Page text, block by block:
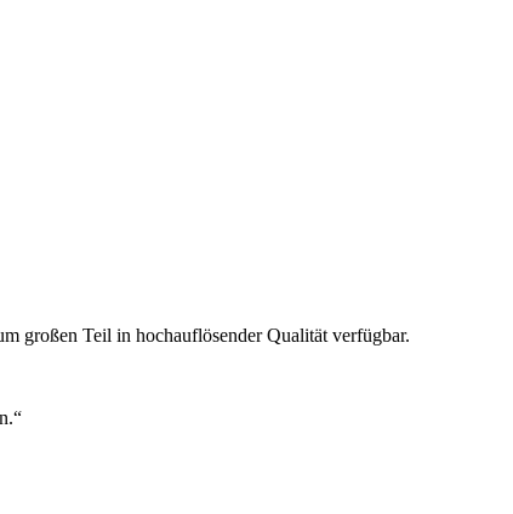
großen Teil in hochauflösender Qualität verfügbar.